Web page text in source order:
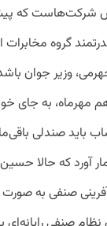
شرکت‌هاست که پیش
گروه مخابرات
جهرمی، وزیر
مهرماه، به جای
صندلی
آورد که حالا
صنفی به